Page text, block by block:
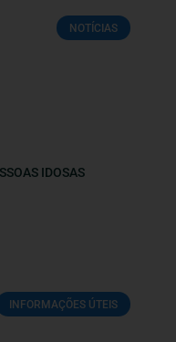
NOTÍCIAS
IDOSAS
INFORMAÇÕES ÚTEIS